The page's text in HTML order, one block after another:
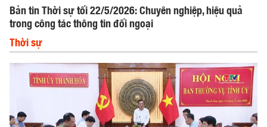
Bản tin Thời sự tối 22/5/2026: Chuyên nghiệp, hiệu quả
trong công tác thông tin đối ngoại
Thời sự